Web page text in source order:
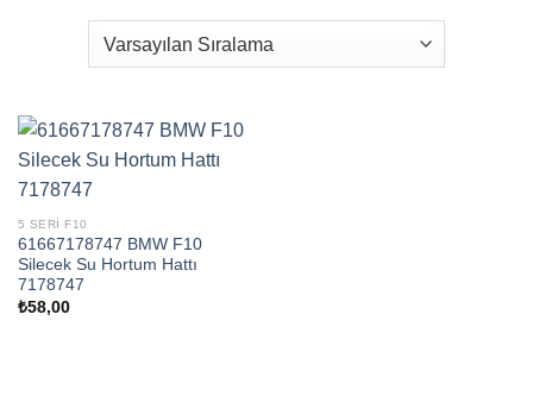
5 SERI F10
61667178747 BMW F10
Silecek Su Hortum Hattı
7178747
₺58,00